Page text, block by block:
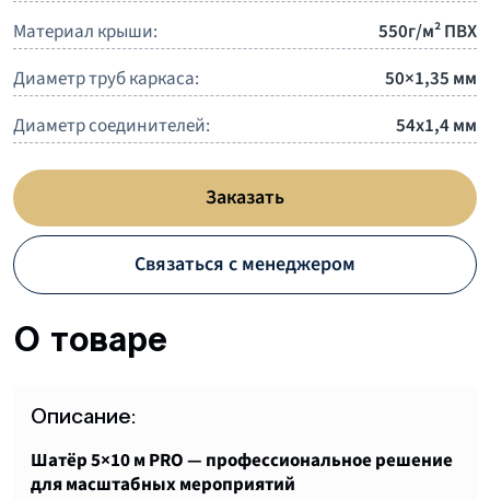
Материал крыши:
550г/м² ПВХ
Диаметр труб каркаса:
50×1,35 мм
Диаметр соединителей:
54х1,4 мм
Заказать
Связаться с менеджером
О товаре
Описание:
Шатёр 5×10 м PRO — профессиональное решение
для масштабных мероприятий